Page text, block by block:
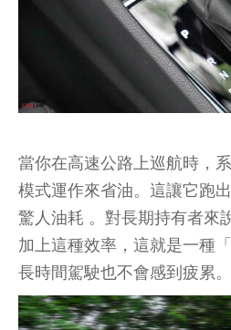
當你在高速公路上巡航時，
模式運作來省油。這讓它跑
驚人油耗 。對長期持有者來
加上這種效率，這就是一種
長時間駕駛也不會感到疲累。